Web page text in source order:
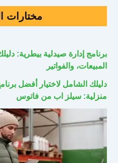
مختارات
برنامج إدارة صيدلية بيطرية:
المبيعات، والفواتير
دليلك الشامل لاختيار أفضل
منزلية: سيلز اب من فاتوس